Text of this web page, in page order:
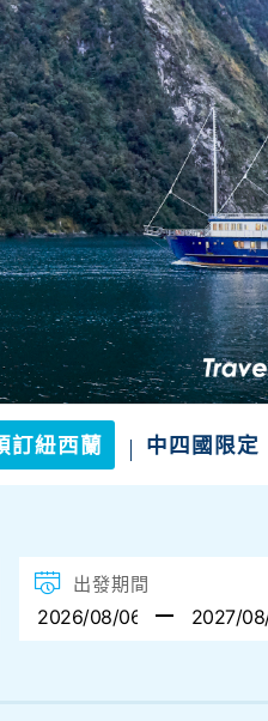
山陽．一次滿足
世界遺產、溫泉美食
把握限定出發
訂紐西蘭 中四國限定
出發期間